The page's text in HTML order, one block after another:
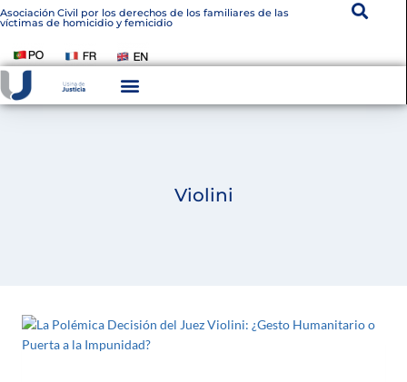
Asociación Civil por los derechos de los familiares de las
víctimas de homicidio y femicidio
Violini